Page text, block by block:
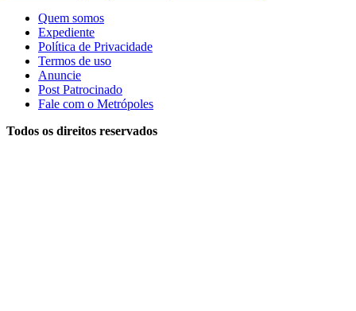
Quem somos
Expediente
Política de Privacidade
Termos de uso
Anuncie
Post Patrocinado
Fale com o Metrópoles
Todos os direitos reservados